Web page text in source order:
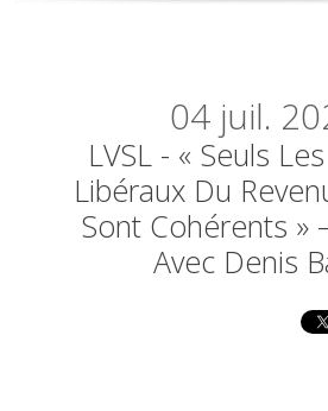
04 juil.
LVSL - « Seuls
Libéraux Du
Sont Cohérents »
Avec Denis